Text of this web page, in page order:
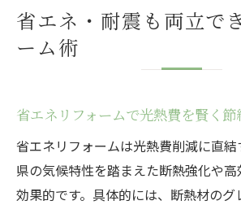
省エネ・耐震も両立で
ーム術
省エネリフォームで光熱費を賢く
省エネリフォームは光熱費削減に直
県の気候特性を踏まえた断熱強化や
効果的です。具体的には、断熱材のグ